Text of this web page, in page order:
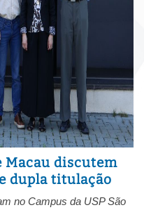
Macau discutem
dupla titulação
no Campus da USP São